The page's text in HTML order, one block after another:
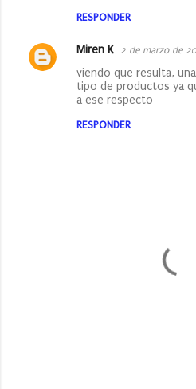
RESPONDER
Miren K 2 de marzo de
viendo que resulta,
tipo de productos ya
a ese respecto
RESPONDER